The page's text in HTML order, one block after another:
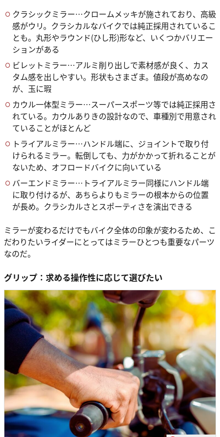
クラシックミラー…クロームメッキが施されており、高級
感がウリ。クラシカルなバイクでは純正採用されているこ
とも。丸形やラウンド(ひし形)形など、いくつかバリエー
ションがある
ビレットミラー…アルミ削り出しで素材感が良く、カス
タム感を出しやすい。形状もさまざま。値段が高めなの
が、玉に瑕
カウル一体型ミラー…スーパースポーツ等では純正採用さ
れている。カウルありきの設計なので、車種別で用意され
ていることがほとんど
トライアルミラー…ハンドル端に、ジョイントで取り付
けられるミラー。転倒しても、力がかかって折れることが
ないため、オフロードバイクに向いている
バーエンドミラー…トライアルミラー同様にハンドル端
に取り付けるが、あちらよりもミラーの根本からの位置
が長め。クラシカルさとスポーティさを演出できる
ミラーが変わるだけでもバイク全体の印象が変わるため、こ
だわりたいライダーにとってはミラーひとつも重要なパーツ
なのだ。
グリップ：求める操作性に応じて選びたい